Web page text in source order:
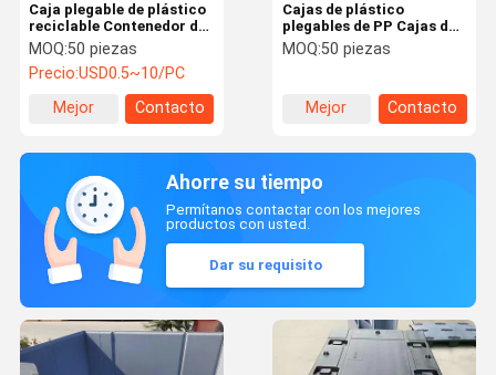
Caja plegable de plástico
reciclable Contenedor de
paletas impermeable
Capacidad 10L
MOQ:50 piezas
Precio:USD0.5~10/PC
Mejor
Contacto
Cajas de plástico
plegables de PP Cajas de
plástico plegables
apilables Ligero
MOQ:50 piezas
Mejor
Contacto
Ahorre su tiempo
Permítanos contactar con los mejores
productos con usted.
Dar su requisito